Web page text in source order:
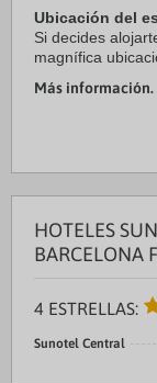
Ubicación del
Si decides
magnífica
este hotel se
Más información.
HOTELES
BARCELONA
4 ESTRELLAS:
Sunotel Central